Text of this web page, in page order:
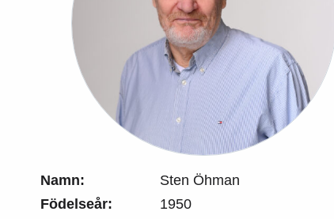
Namn:
Sten Öhman
Födelseår:
1950